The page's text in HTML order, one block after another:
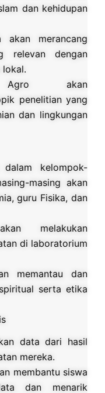
dan kehidupan
merancang
relevan dengan
lokal.
Agro akan
penelitian yang
dan lingkungan
kelompok-
masing akan
guru Fisika, dan
melakukan
di laboratorium
memantau dan
serta etika
data dari hasil
mereka.
membantu siswa
dan menarik